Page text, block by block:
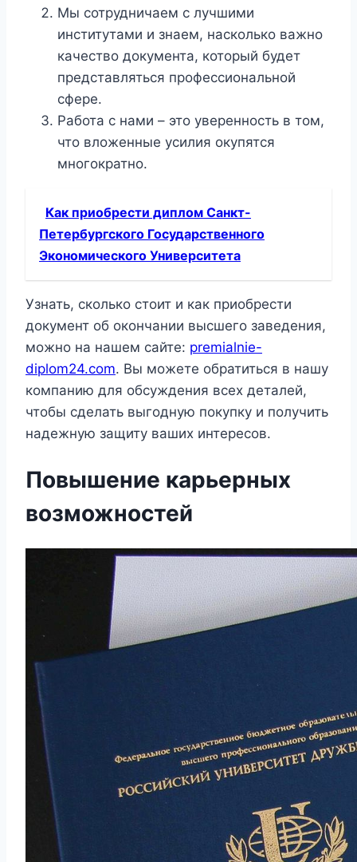
Мы сотрудничаем с лучшими
институтами и знаем, насколько важно
качество документа, который будет
представляться профессиональной
сфере.
Работа с нами – это уверенность в том,
что вложенные усилия окупятся
многократно.
Как приобрести диплом Санкт-
Петербургского Государственного
Экономического Университета
Узнать, сколько стоит и как приобрести
документ об окончании высшего заведения,
можно на нашем сайте: premialnie-
diplom24.com. Вы можете обратиться в нашу
компанию для обсуждения всех деталей,
чтобы сделать выгодную покупку и получить
надежную защиту ваших интересов.
Повышение карьерных
возможностей